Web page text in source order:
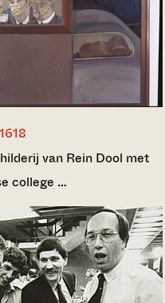
van Rein Dool met
college …